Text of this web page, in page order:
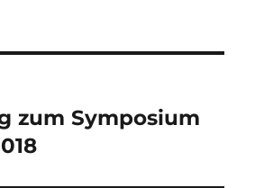
zum Symposium